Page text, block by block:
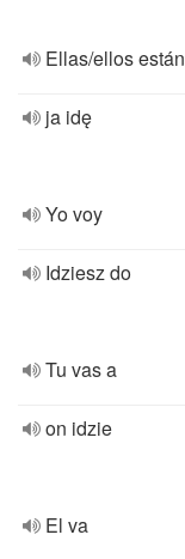
Ellas/ellos están
ja idę
Yo voy
Idziesz do
Tu vas a
on idzie
El va